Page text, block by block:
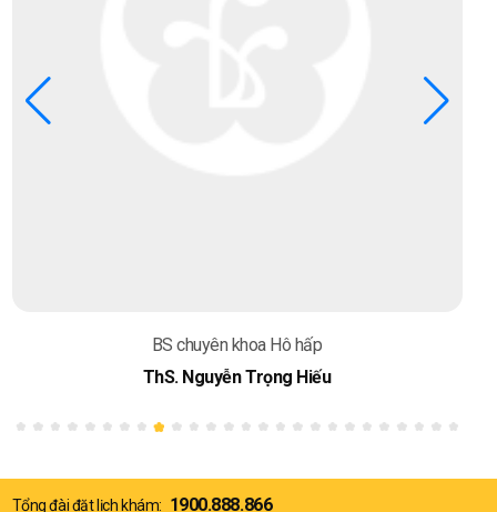
BS chuyên khoa Hô hấp
ThS. Nguyễn Trọng Hiếu
Tổng đài đặt lịch khám: 1900.888.866